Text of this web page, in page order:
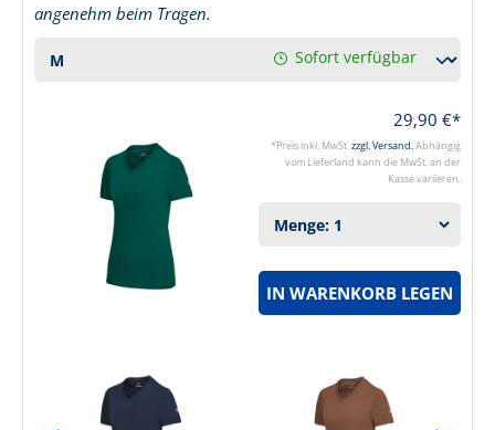
angenehm beim Tragen.
Sofort verfügbar
29,90 €*
*Preis inkl. MwSt.zzgl. Versand.Abhängig
vom Lieferland kann die MwSt. an der
Kasse variieren.
IN WARENKORB LEGEN